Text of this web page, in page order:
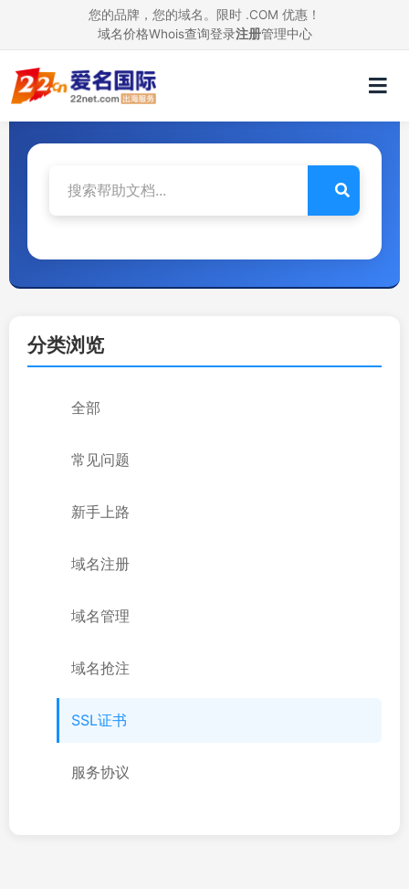
您的品牌，您的域名。限时 .COM 优惠！
域名价格Whois查询登录注册管理中心
帮助文档
查找您需要的帮助文档和常见问题解答
分类浏览
全部
常见问题
新手上路
域名注册
域名管理
域名抢注
SSL证书
服务协议